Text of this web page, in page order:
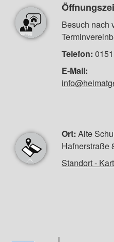
Besuch nach
Telefon:
E-Mail:
Ort: Alte
Hafnerstraße
Standort -